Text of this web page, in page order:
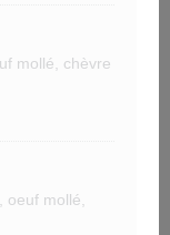
mollé, chèvre
mollé,